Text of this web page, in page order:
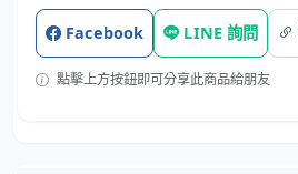
Facebook LINE 詢問
點擊上方按鈕即可分享此商品給朋友